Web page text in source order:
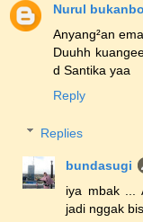
Nurul
Anyang²an
Duuhh
d Santika yaa
Reply
Replies
bundasugi
iya mbak ...
jadi nggak